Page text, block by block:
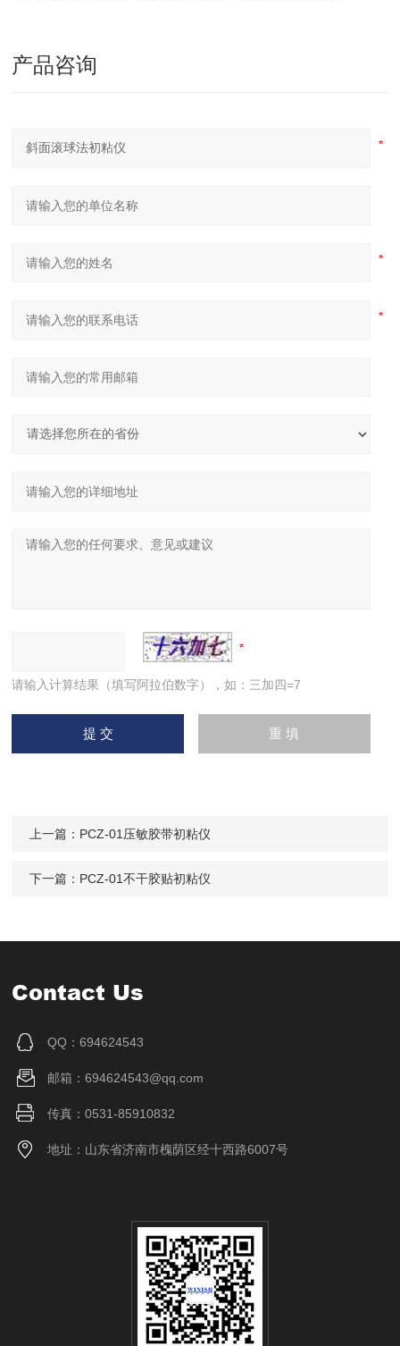
产品咨询
请输入计算结果（填写阿拉伯数字），如：三加四=7
上一篇： PCZ-01压敏胶带初粘仪
下一篇： PCZ-01不干胶贴初粘仪
Contact Us
QQ：694624543
邮箱：694624543@qq.com
传真：0531-85910832
地址：山东省济南市槐荫区经十西路6007号